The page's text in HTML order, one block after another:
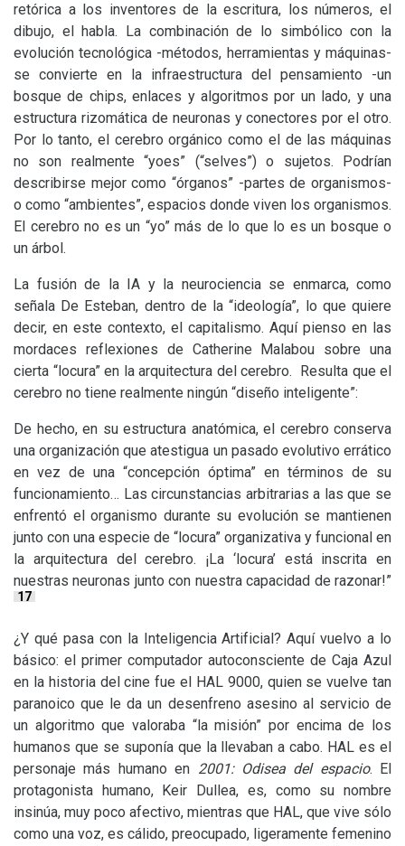
retórica a los inventores de la escritura, los números, el
dibujo, el habla. La combinación de lo simbólico con la
evolución tecnológica -métodos, herramientas y máquinas-
se convierte en la infraestructura del pensamiento -un
bosque de chips, enlaces y algoritmos por un lado, y una
estructura rizomática de neuronas y conectores por el otro.
Por lo tanto, el cerebro orgánico como el de las máquinas
no son realmente “yoes” (“selves”) o sujetos. Podrían
describirse mejor como “órganos” -partes de organismos-
o como “ambientes”, espacios donde viven los organismos.
El cerebro no es un “yo” más de lo que lo es un bosque o
un árbol.
La fusión de la IA y la neurociencia se enmarca, como
señala De Esteban, dentro de la “ideología”, lo que quiere
decir, en este contexto, el capitalismo. Aquí pienso en las
mordaces reflexiones de Catherine Malabou sobre una
cierta “locura” en la arquitectura del cerebro. Resulta que el
cerebro no tiene realmente ningún “diseño inteligente”:
De hecho, en su estructura anatómica, el cerebro conserva
una organización que atestigua un pasado evolutivo errático
en vez de una “concepción óptima” en términos de su
funcionamiento… Las circunstancias arbitrarias a las que se
enfrentó el organismo durante su evolución se mantienen
junto con una especie de “locura” organizativa y funcional en
la arquitectura del cerebro. ¡La ‘locura’ está inscrita en
nuestras neuronas junto con nuestra capacidad de razonar!”
17
¿Y qué pasa con la Inteligencia Artificial? Aquí vuelvo a lo
básico: el primer computador autoconsciente de Caja Azul
en la historia del cine fue el HAL9000, quien se vuelve tan
paranoico que le da un desenfreno asesino al servicio de
un algoritmo que valoraba “la misión” por encima de los
humanos que se suponía que la llevaban a cabo. HAL es el
personaje más humano en 2001: Odisea del espacio. El
protagonista humano, Keir Dullea, es, como su nombre
insinúa, muy poco afectivo, mientras que HAL, que vive sólo
como una voz, es cálido, preocupado, ligeramente femenino